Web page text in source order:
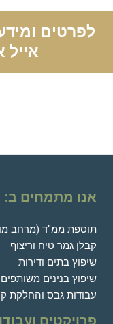
לפרטים
אייל
אנו מתמחים ב:
תוספת ממ"ד (מרחב
קבלן גמר טיח וריצוף
שיפוץ בתים ודירות
שיפוץ בנינים משותפים
עבודות גבס והחלקת